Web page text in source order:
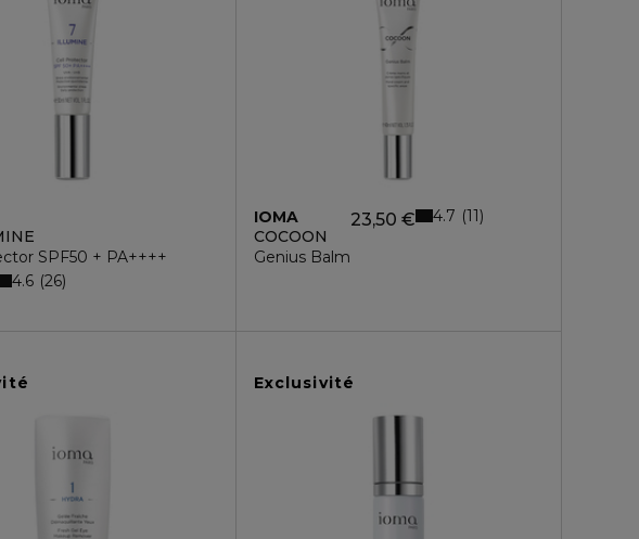
SPF50 + PA++++
4.6 26
IOMA
COCOON
Genius Balm
23,50 € 4.7 11
Exclusivité